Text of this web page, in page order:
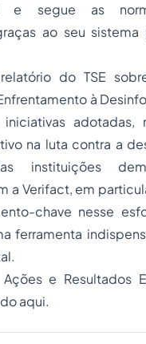
e segue as
ao seu
do TSE
à
adotadas,
na luta contra a
instituições
a Verifact, em
chave nesse
ferramenta
e Resultados
aqui.